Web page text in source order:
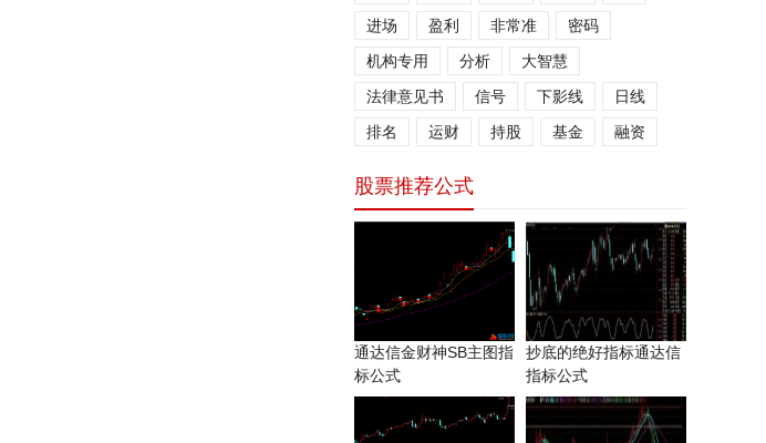
进场
盈利 非常准
密码
机构专用
分析
大智慧
法律意见书
信号 下影线
日线
排名
运财 持股 基金 融资
股票推荐公式
通达信金财神SB主图指
标公式
抄底的绝好指标通达信
指标公式